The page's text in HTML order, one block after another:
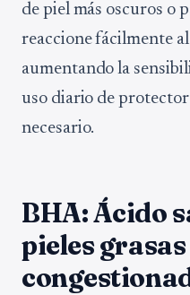
de piel más oscuros o
reaccione fácilmente
aumentando la
uso diario de
necesario.
BHA: Ácido
pieles